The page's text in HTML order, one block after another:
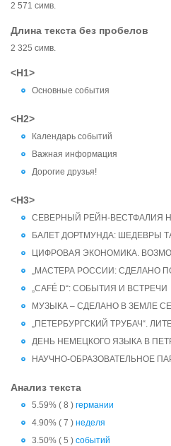
2 571 симв.
Длина текста без пробелов
2 325 симв.
<H1>
Основные события
<H2>
Календарь событий
Важная информация
Дорогие друзья!
<H3>
СЕВЕРНЫЙ РЕЙН-ВЕСТФАЛИЯ
БАЛЕТ ДОРТМУНДА: ШЕДЕВРЫ
ЦИФРОВАЯ ЭКОНОМИКА.
„МАСТЕРА РОССИИ: СДЕЛАНО
„CAFÉ D“: СОБЫТИЯ И ВСТРЕЧИ
МУЗЫКА – СДЕЛАНО В ЗЕМЛЕ
„ПЕТЕРБУРГСКИЙ ТРУБАЧ“.
ДЕНЬ НЕМЕЦКОГО ЯЗЫКА В
НАУЧНО-ОБРАЗОВАТЕЛЬНОЕ
Анализ текста
5.59% ( 8 ) германии
4.90% ( 7 ) неделя
3.50% ( 5 ) событий